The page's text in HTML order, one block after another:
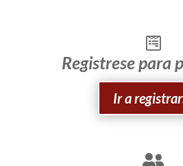
Registrese para
Ir a